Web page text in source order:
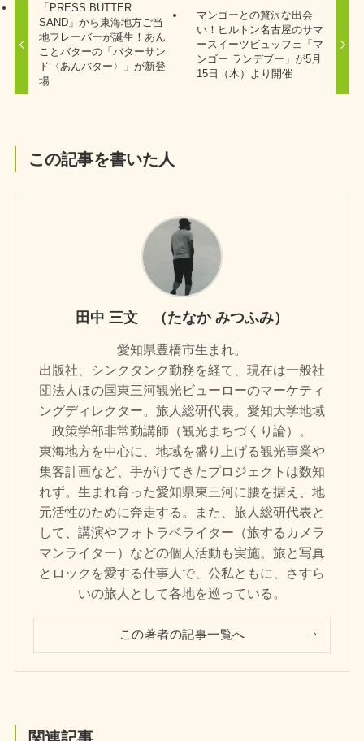
「PRESS BUTTER
SAND」から東海地方ご当
地フレーバーが誕生！あん
ことバターの「バターサン
ド〈あんバター〉」が新登
場
マンゴーとの贅沢な出会
い！ヒルトン名古屋のサマ
ースイーツビュッフェ「マ
ンゴー ランデブー」が5月
15日（木）より開催
この記事を書いた人
田中 三文 （たなか みつふみ）
愛知県豊橋市生まれ。
出版社、シンクタンク勤務を経て、現在は一般社
団法人ほの国東三河観光ビューローのマーケティ
ングディレクター。旅人総研代表。愛知大学地域
政策学部非常勤講師（観光まちづくり論）。
東海地方を中心に、地域を盛り上げる観光事業や
集客計画など、手がけてきたプロジェクトは数知
れず。生まれ育った愛知県東三河に腰を据え、地
元活性のために奔走する。また、旅人総研代表と
して、講演やフォトラベライター（旅するカメラ
マンライター）などの個人活動も実施。旅と写真
とロックを愛する仕事人で、公私ともに、さすら
いの旅人として各地を巡っている。
この著者の記事一覧へ